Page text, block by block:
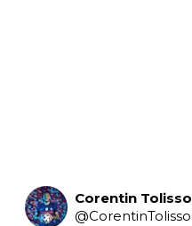
Corentin Tolisso
@CorentinTolisso